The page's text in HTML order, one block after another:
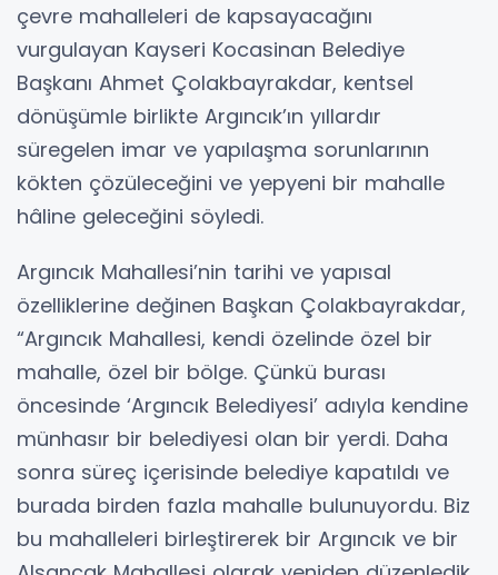
çevre mahalleleri de kapsayacağını
vurgulayan Kayseri Kocasinan Belediye
Başkanı Ahmet Çolakbayrakdar, kentsel
dönüşümle birlikte Argıncık’ın yıllardır
süregelen imar ve yapılaşma sorunlarının
kökten çözüleceğini ve yepyeni bir mahalle
hâline geleceğini söyledi.
Argıncık Mahallesi’nin tarihi ve yapısal
özelliklerine değinen Başkan Çolakbayrakdar,
“Argıncık Mahallesi, kendi özelinde özel bir
mahalle, özel bir bölge. Çünkü burası
öncesinde ‘Argıncık Belediyesi’ adıyla kendine
münhasır bir belediyesi olan bir yerdi. Daha
sonra süreç içerisinde belediye kapatıldı ve
burada birden fazla mahalle bulunuyordu. Biz
bu mahalleleri birleştirerek bir Argıncık ve bir